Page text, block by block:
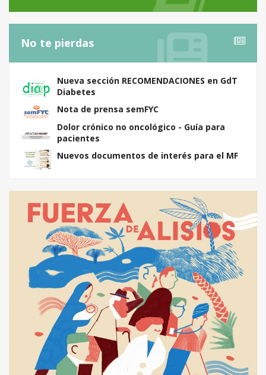
No te pierdas
Nueva sección RECOMENDACIONES en GdT
Diabetes
Nota de prensa semFYC
Dolor crónico no oncológico - Guía para
pacientes
Nuevos documentos de interés para el MF